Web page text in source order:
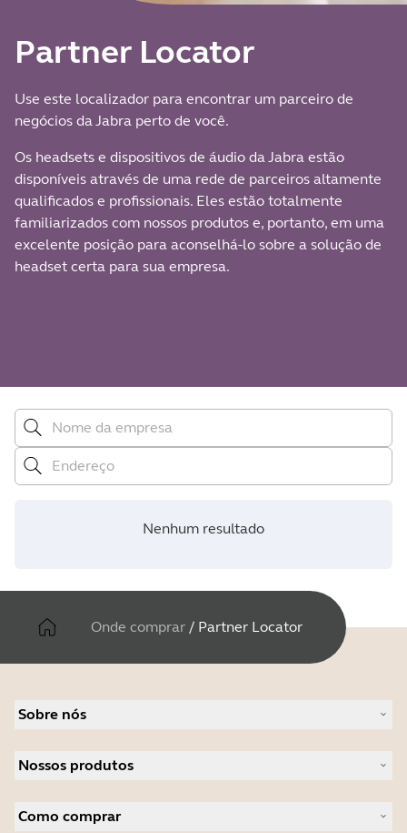
Partner Locator
Use este localizador para encontrar um parceiro de
negócios da Jabra perto de você.
Os headsets e dispositivos de áudio da Jabra estão
disponíveis através de uma rede de parceiros altamente
qualificados e profissionais. Eles estão totalmente
familiarizados com nossos produtos e, portanto, em uma
excelente posição para aconselhá-lo sobre a solução de
headset certa para sua empresa.
Nenhum resultado
Onde comprar / Partner Locator
Sobre nós
Carreiras
Notícias e comunicados à imprensa
Nossos produtos
Alto-falantes
Como comprar